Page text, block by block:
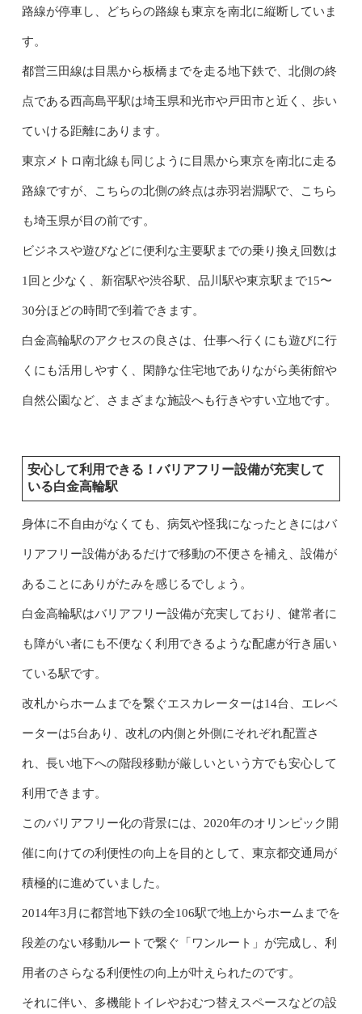
路線が停車し、どちらの路線も東京を南北に縦断していま
す。
都営三田線は目黒から板橋までを走る地下鉄で、北側の終
点である西高島平駅は埼玉県和光市や戸田市と近く、歩い
ていける距離にあります。
東京メトロ南北線も同じように目黒から東京を南北に走る
路線ですが、こちらの北側の終点は赤羽岩淵駅で、こちら
も埼玉県が目の前です。
ビジネスや遊びなどに便利な主要駅までの乗り換え回数は
1回と少なく、新宿駅や渋谷駅、品川駅や東京駅まで15〜
30分ほどの時間で到着できます。
白金高輪駅のアクセスの良さは、仕事へ行くにも遊びに行
くにも活用しやすく、閑静な住宅地でありながら美術館や
自然公園など、さまざまな施設へも行きやすい立地です。
安心して利用できる！バリアフリー設備が充実して
いる白金高輪駅
身体に不自由がなくても、病気や怪我になったときにはバ
リアフリー設備があるだけで移動の不便さを補え、設備が
あることにありがたみを感じるでしょう。
白金高輪駅はバリアフリー設備が充実しており、健常者に
も障がい者にも不便なく利用できるような配慮が行き届い
ている駅です。
改札からホームまでを繋ぐエスカレーターは14台、エレベ
ーターは5台あり、改札の内側と外側にそれぞれ配置さ
れ、長い地下への階段移動が厳しいという方でも安心して
利用できます。
このバリアフリー化の背景には、2020年のオリンピック開
催に向けての利便性の向上を目的として、東京都交通局が
積極的に進めていました。
2014年3月に都営地下鉄の全106駅で地上からホームまでを
段差のない移動ルートで繋ぐ「ワンルート」が完成し、利
用者のさらなる利便性の向上が叶えられたのです。
それに伴い、多機能トイレやおむつ替えスペースなどの設